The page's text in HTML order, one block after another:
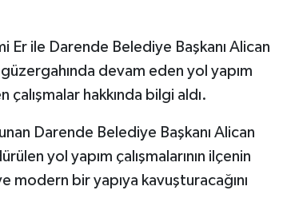
Er ile Darende Belediye Başkanı Alican
devam eden yol yapım
çalışmalar hakkında bilgi aldı.
Darende Belediye Başkanı Alican
yol yapım çalışmalarının ilçenin
modern bir yapıya kavuşturacağını